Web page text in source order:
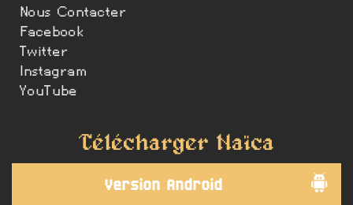
Nous Contacter
Facebook
Twitter
Instagram
YouTube
Télécharger Naïca
Version Android